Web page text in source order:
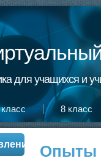
для учащихся и
8 класс
Опыты